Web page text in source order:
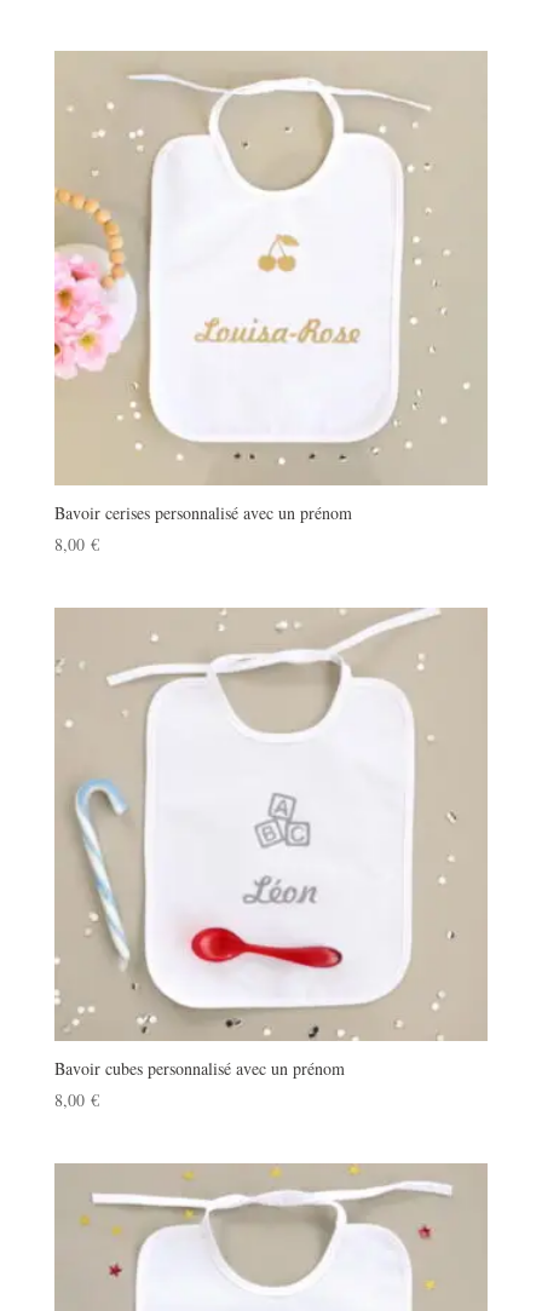
Bavoir cerises personnalisé avec un prénom
8,00 €
Bavoir cubes personnalisé avec un prénom
8,00 €